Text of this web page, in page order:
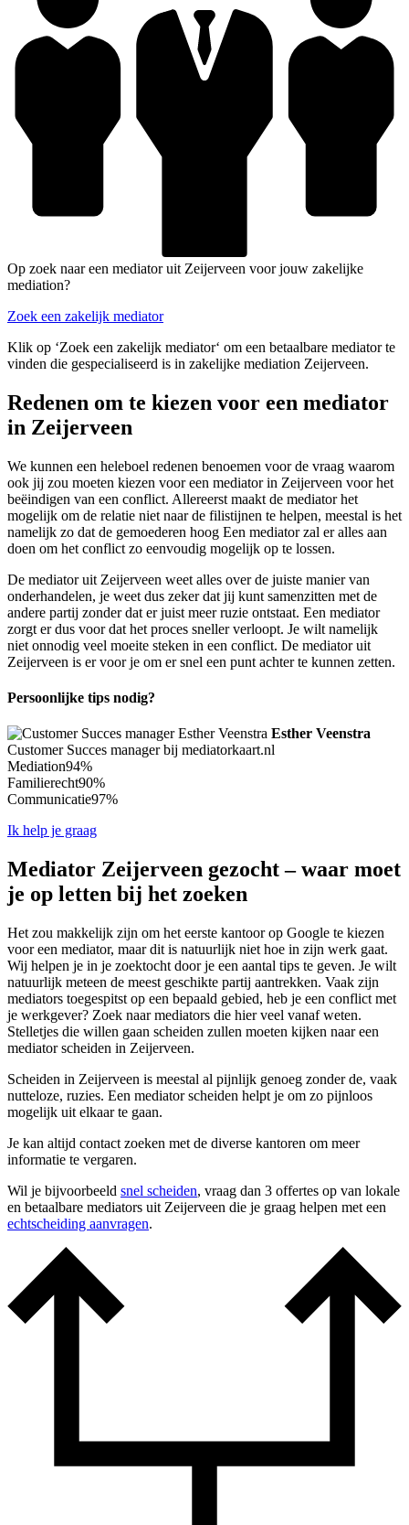
Op zoek naar een mediator uit Zeijerveen voor jouw zakelijke
mediation?
Zoek een zakelijk mediator
Klik op ‘Zoek een zakelijk mediator‘ om een betaalbare mediator te
vinden die gespecialiseerd is in zakelijke mediation Zeijerveen.
Redenen om te kiezen voor een mediator
in Zeijerveen
We kunnen een heleboel redenen benoemen voor de vraag waarom
ook jij zou moeten kiezen voor een mediator in Zeijerveen voor het
beëindigen van een conflict. Allereerst maakt de mediator het
mogelijk om de relatie niet naar de filistijnen te helpen, meestal is het
namelijk zo dat de gemoederen hoog Een mediator zal er alles aan
doen om het conflict zo eenvoudig mogelijk op te lossen.
De mediator uit Zeijerveen weet alles over de juiste manier van
onderhandelen, je weet dus zeker dat jij kunt samenzitten met de
andere partij zonder dat er juist meer ruzie ontstaat. Een mediator
zorgt er dus voor dat het proces sneller verloopt. Je wilt namelijk
niet onnodig veel moeite steken in een conflict. De mediator uit
Zeijerveen is er voor je om er snel een punt achter te kunnen zetten.
Persoonlijke tips nodig?
Esther Veenstra
Customer Succes manager bij mediatorkaart.nl
Mediation94%
Familierecht90%
Communicatie97%
Ik help je graag
Mediator Zeijerveen gezocht – waar moet
je op letten bij het zoeken
Het zou makkelijk zijn om het eerste kantoor op Google te kiezen
voor een mediator, maar dit is natuurlijk niet hoe in zijn werk gaat.
Wij helpen je in je zoektocht door je een aantal tips te geven. Je wilt
natuurlijk meteen de meest geschikte partij aantrekken. Vaak zijn
mediators toegespitst op een bepaald gebied, heb je een conflict met
je werkgever? Zoek naar mediators die hier veel vanaf weten.
Stelletjes die willen gaan scheiden zullen moeten kijken naar een
mediator scheiden in Zeijerveen.
Scheiden in Zeijerveen is meestal al pijnlijk genoeg zonder de, vaak
nutteloze, ruzies. Een mediator scheiden helpt je om zo pijnloos
mogelijk uit elkaar te gaan.
Je kan altijd contact zoeken met de diverse kantoren om meer
informatie te vergaren.
Wil je bijvoorbeeld snel scheiden, vraag dan 3 offertes op van lokale
en betaalbare mediators uit Zeijerveen die je graag helpen met een
echtscheiding aanvragen.